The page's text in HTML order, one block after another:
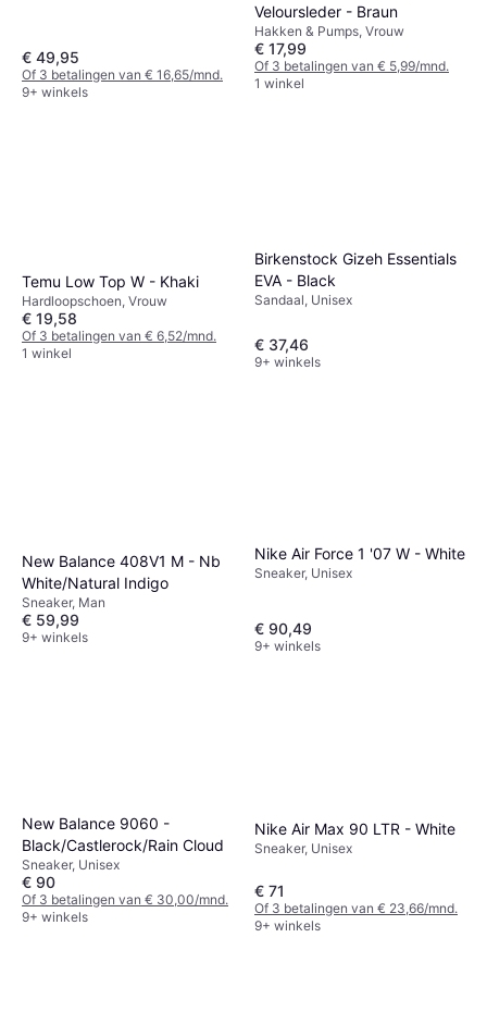
€ 49,95
Of 3 betalingen van € 16,65/mnd.
9+ winkels
Veloursleder - Braun
Hakken & Pumps, Vrouw
€ 17,99
Of 3 betalingen van € 5,99/mnd.
1 winkel
Temu Low Top W - Khaki
Hardloopschoen, Vrouw
€ 19,58
Of 3 betalingen van € 6,52/mnd.
1 winkel
Birkenstock Gizeh Essentials
EVA - Black
Sandaal, Unisex
€ 37,46
9+ winkels
New Balance 408V1 M - Nb
White/Natural Indigo
Sneaker, Man
€ 59,99
9+ winkels
Nike Air Force 1 '07 W - White
Sneaker, Unisex
€ 90,49
9+ winkels
New Balance 9060 -
Black/Castlerock/Rain Cloud
Sneaker, Unisex
€ 90
Of 3 betalingen van € 30,00/mnd.
9+ winkels
Nike Air Max 90 LTR - White
Sneaker, Unisex
€ 71
Of 3 betalingen van € 23,66/mnd.
9+ winkels